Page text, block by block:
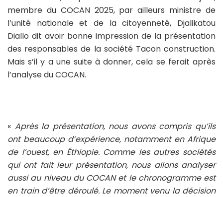
membre du COCAN 2025, par ailleurs ministre de
l’unité nationale et de la citoyenneté, Djalikatou
Diallo dit avoir bonne impression de la présentation
des responsables de la société Tacon construction.
Mais s’il y a une suite à donner, cela se ferait après
l’analyse du COCAN.
« Après la présentation, nous avons compris qu’ils
ont beaucoup d’expérience, notamment en Afrique
de l’ouest, en Éthiopie. Comme les autres sociétés
qui ont fait leur présentation, nous allons analyser
aussi au niveau du COCAN et le chronogramme est
en train d’être déroulé. Le moment venu la décision